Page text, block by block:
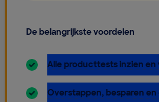
De belangrijkste voordelen
inbegrepen:
Alle producttests inzien en
inbegrepen:
Overstappen, besparen